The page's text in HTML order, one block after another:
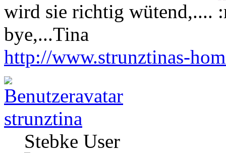
wird sie richtig wütend,....
bye,...Tina
http://www.strunztinas-
strunztina
Stebke User